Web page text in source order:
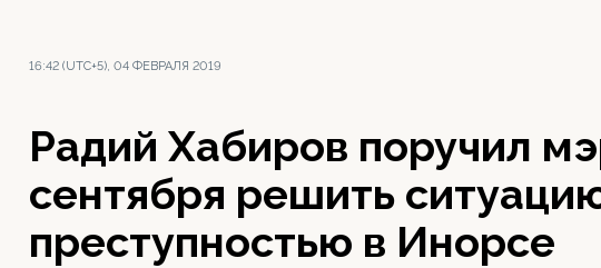
16:42 (UTC+5), 04 ФЕВРАЛЯ 2019
Радий Хабиров поручил
сентября решить
преступностью в Инорсе